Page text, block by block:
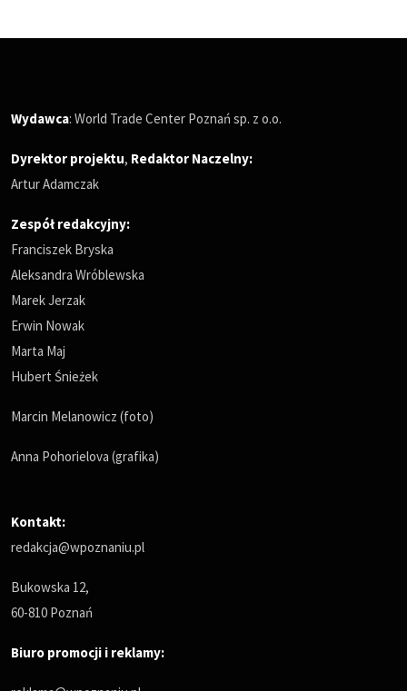
Wydawca: World Trade Center Poznań sp. z o.o.
Dyrektor projektu, Redaktor Naczelny:
Artur Adamczak
Zespół redakcyjny:
Franciszek Bryska
Aleksandra Wróblewska
Marek Jerzak
Erwin Nowak
Marta Maj
Hubert Śnieżek
Marcin Melanowicz (foto)
Anna Pohorielova (grafika)
Kontakt:
redakcja@wpoznaniu.pl
Bukowska 12,
60-810 Poznań
Biuro promocji i reklamy: